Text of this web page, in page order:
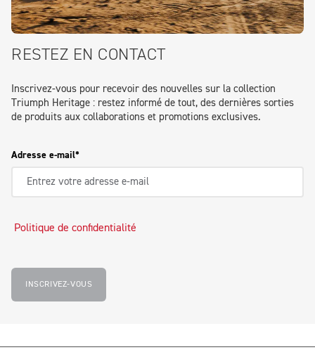
RESTEZ EN CONTACT
Inscrivez-vous pour recevoir des nouvelles sur la collection
Triumph Heritage : restez informé de tout, des dernières sorties
de produits aux collaborations et promotions exclusives.
Adresse e-mail
Politique de confidentialité
INSCRIVEZ-VOUS